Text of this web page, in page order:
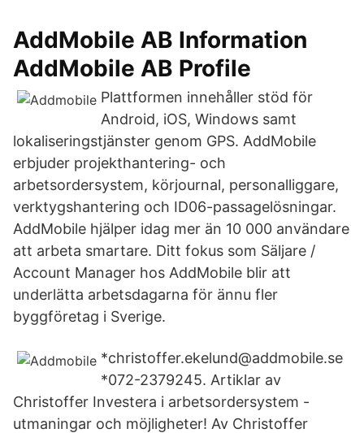
AddMobile AB Information
AddMobile AB Profile
Plattformen innehåller stöd för
Android, iOS, Windows samt
lokaliseringstjänster genom GPS. AddMobile
erbjuder projekthantering- och
arbetsordersystem, körjournal, personalliggare,
verktygshantering och ID06-passagelösningar.
AddMobile hjälper idag mer än 10 000 användare
att arbeta smartare. Ditt fokus som Säljare /
Account Manager hos AddMobile blir att
underlätta arbetsdagarna för ännu fler
byggföretag i Sverige.
*christoffer.ekelund@addmobile.se
*072-2379245. Artiklar av
Christoffer Investera i arbetsordersystem -
utmaningar och möjligheter! Av Christoffer